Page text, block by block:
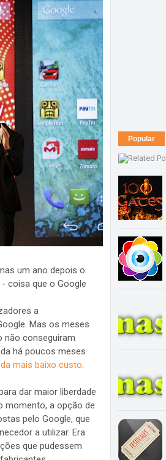
um ano depois o
coisa que o Google
a
Mas os meses
não conseguiram
há poucos meses
mais baixo custo.
dar maior liberdade
momento, a opção de
pelo Google, que
a utilizar. Era
que pudessem
Popular